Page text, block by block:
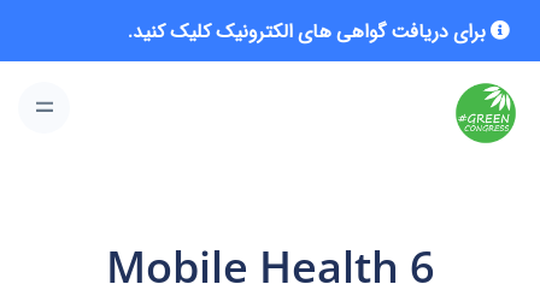
برای دریافت گواهی های الکترونیک کلیک کنید.
Mobile Health 6